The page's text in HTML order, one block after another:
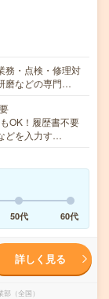
務・点検・修理対
磨などの専門…
OK！履歴書不要
どを入力す…
50代 60代
詳しく見る
（全国）